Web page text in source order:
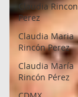
Claudia Rincon
Perez
Claudia Maria
Rincón Perez
Claudia María
Rincón Pérez